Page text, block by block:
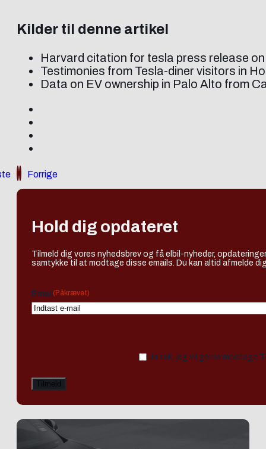
Kilder til denne artikel
Harvard citation for tesla press release
Testimonies from Tesla-diner visitors in
Data on EV ownership in Palo Alto from
Forrige
Hold dig opdateret
Tilmeld dig vores nyhedsbrev og få elbil-nyheder,
samtykke til at modtage disse emails. Du kan altid afmelde
Email (Påkrævet)
Ja tak, jeg vil gerne modtage